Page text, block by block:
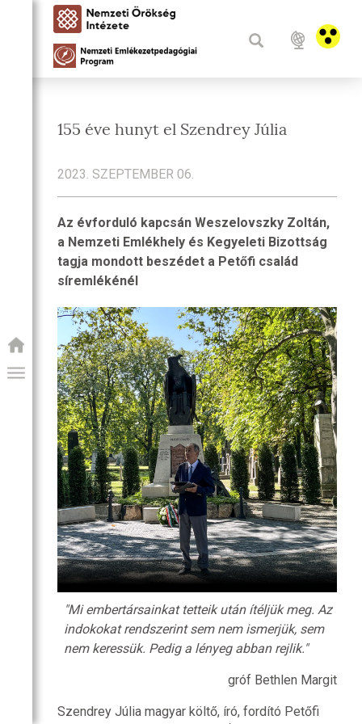
PROGRAM
155 éve hunyt el Szendrey Júlia
2023. SZEPTEMBER 06.
Az évforduló kapcsán Weszelovszky Zoltán,
a Nemzeti Emlékhely és Kegyeleti Bizottság
tagja mondott beszédet a Petőfi család
síremlékénél
"Mi embertársainkat tetteik után ítéljük meg. Az
indokokat rendszerint sem nem ismerjük, sem
nem keressük. Pedig a lényeg abban rejlik."
gróf Bethlen Margit
Szendrey Júlia magyar költő, író, fordító Petőfi